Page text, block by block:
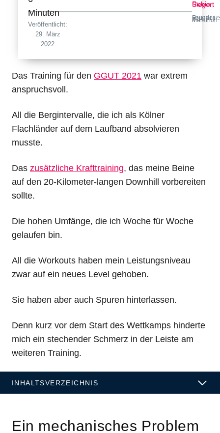
Minuten
Veröffentlicht:
29. März
2022
Robin Siegert
Founder RUNNERSFINEST · 2:34 h Marathon
Das Training für den GGUT 2021 war extrem
anspruchsvoll.
All die Bergintervalle, die ich als Kölner
Flachländer auf dem Laufband absolvieren
musste.
Das zusätzliche Krafttraining, das meine Beine
auf den 20-Kilometer-langen Downhill vorbereiten
sollte.
Die hohen Umfänge, die ich Woche für Woche
gelaufen bin.
All die Workouts haben mein Leistungsniveau
zwar auf ein neues Level gehoben.
Sie haben aber auch Spuren hinterlassen.
Denn kurz vor dem Start des Wettkamps hinderte
mich ein stechender Schmerz in der Leiste am
weiteren Training.
INHALTSVERZEICHNIS
Ein mechanisches Problem